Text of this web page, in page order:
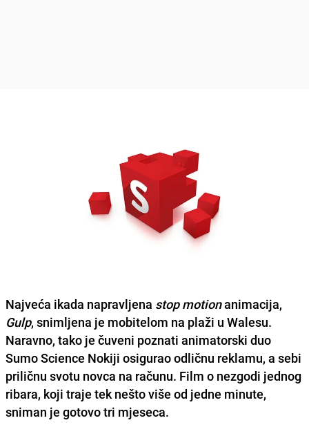
Najveća ikada napravljena stop motionanimacija,
Gulp, snimljena je mobitelom na plaži u Walesu.
Naravno, tako je čuveni poznati animatorski duo
Sumo Science Nokiji osigurao odličnu reklamu, a sebi
priličnu svotu novca na računu. Film o nezgodi jednog
ribara, koji traje tek nešto više od jedne minute,
sniman je gotovo tri mjeseca.